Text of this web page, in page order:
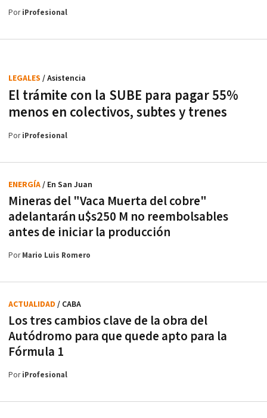
PoriProfesional
El trámite con la SUBE para pagar 55%
menos en colectivos, subtes y trenes
LEGALES / Asistencia
PoriProfesional
Mineras del "Vaca Muerta del cobre"
adelantarán u$s250 M no reembolsables
antes de iniciar la producción
ENERGÍA/ En San Juan
PorMario Luis Romero
Los tres cambios clave de la obra del
Autódromo para que quede apto para la
Fórmula 1
ACTUALIDAD / CABA
PoriProfesional